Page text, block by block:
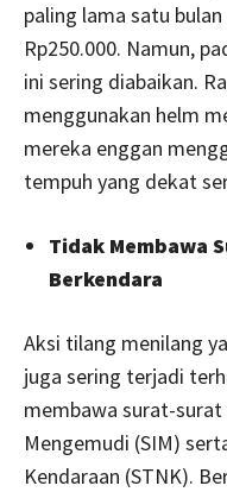
paling lama satu
Rp250.000. Namun,
ini sering diabaikan.
menggunakan helm
mereka enggan
tempuh yang dekat
Tidak Membawa
Berkendara
Aksi tilang menilang
juga sering terjadi
membawa surat-
Mengemudi (SIM)
Kendaraan (STNK).